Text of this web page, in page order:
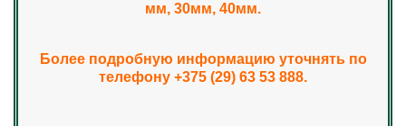
мм, 30мм, 40мм.
Более подробную информацию уточнять по
телефону +375 (29) 63 53 888.